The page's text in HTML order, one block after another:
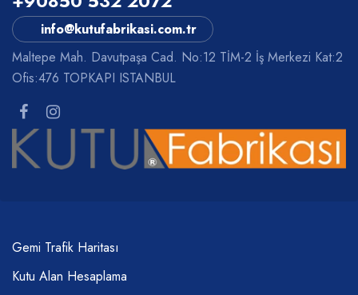
info@kutufabrikasi.com.tr
Maltepe Mah. Davutpaşa Cad. No:12 TİM-2 İş Merkezi Kat:2
Ofis:476 TOPKAPI ISTANBUL
Gemi Trafik Haritası
Kutu Alan Hesaplama